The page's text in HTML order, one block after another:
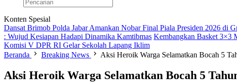
Konten Spesial
Dansat Brimob Polda Jabar Amankan Nobar Final Piala Presiden 2026 di
: Wujud Kesiapan Hadapi Dinamika Kamtibmas Kembangkan Basket 3×3
Komisi V DPR RI Gelar Sekolah Lapang Iklim
Beranda
Breaking News Aksi Heroik Warga Selamatkan Bocah 5
Aksi Heroik Warga Selamatkan Bocah 5